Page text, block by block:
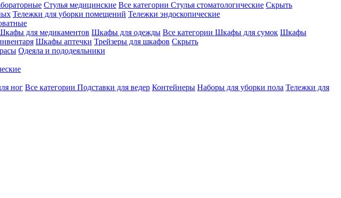
Стулья медицинские Все категории Стулья стоматологические Скрыть
Тележки для уборки помещений Тележки эндоскопические
для медикаментов Шкафы для одежды Все категории Шкафы для сумок Шкафы
Шкафы аптечки Трейзеры для шкафов Скрыть
Одеяла и пододеяльники
ног Все категории Подставки для ведер Контейнеры Наборы для уборки пола Тележки для